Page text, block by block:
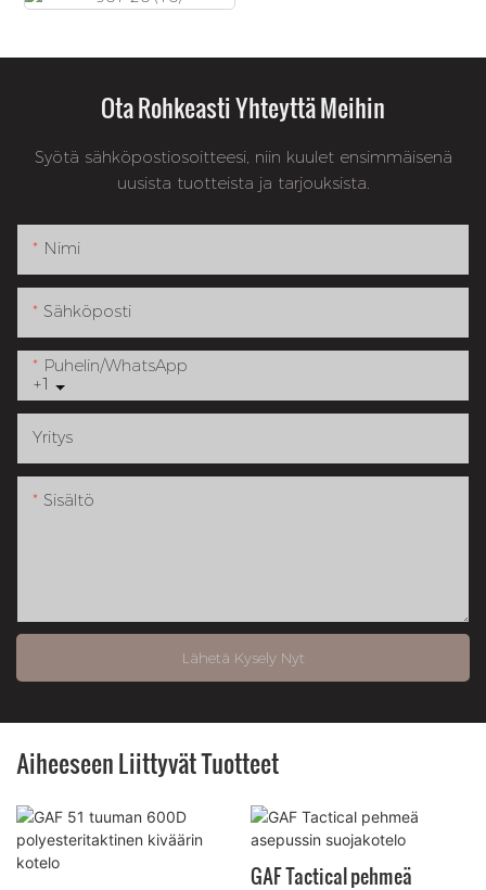
Ota Rohkeasti Yhteyttä Meihin
Syötä sähköpostiosoitteesi, niin kuulet ensimmäisenä
uusista tuotteista ja tarjouksista.
Nimi
Sähköposti
+1
Puhelin/WhatsApp
Yritys
Sisältö
Lähetä Kysely Nyt
Aiheeseen Liittyvät Tuotteet
GAF Tactical pehmeä